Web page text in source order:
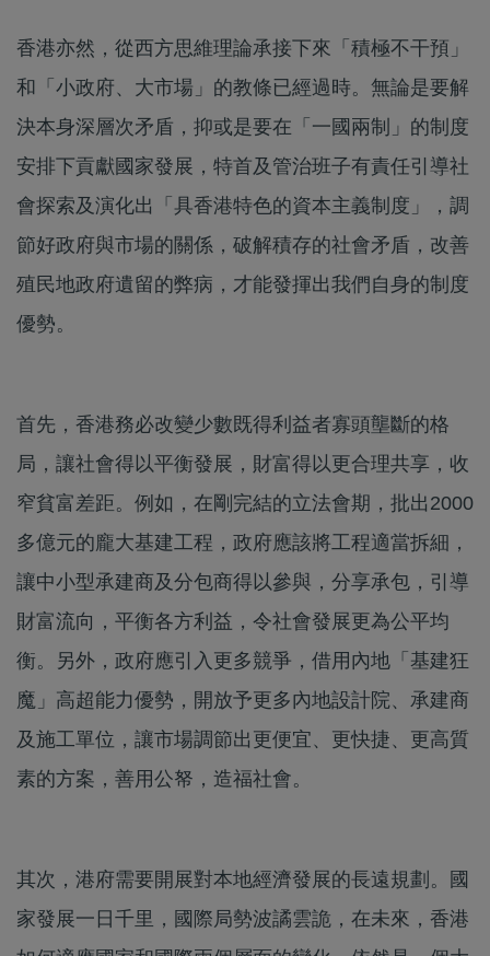
香港亦然，從西方思維理論承接下來「積極不干預」
和「小政府、大市場」的教條已經過時。無論是要解
決本身深層次矛盾，抑或是要在「一國兩制」的制度
安排下貢獻國家發展，特首及管治班子有責任引導社
會探索及演化出「具香港特色的資本主義制度」，調
節好政府與市場的關係，破解積存的社會矛盾，改善
殖民地政府遺留的弊病，才能發揮出我們自身的制度
優勢。
首先，香港務必改變少數既得利益者寡頭壟斷的格
局，讓社會得以平衡發展，財富得以更合理共享，收
窄貧富差距。例如，在剛完結的立法會期，批出2000
多億元的龐大基建工程，政府應該將工程適當拆細，
讓中小型承建商及分包商得以參與，分享承包，引導
財富流向，平衡各方利益，令社會發展更為公平均
衡。另外，政府應引入更多競爭，借用內地「基建狂
魔」高超能力優勢，開放予更多內地設計院、承建商
及施工單位，讓市場調節出更便宜、更快捷、更高質
素的方案，善用公帑，造福社會。
其次，港府需要開展對本地經濟發展的長遠規劃。國
家發展一日千里，國際局勢波譎雲詭，在未來，香港